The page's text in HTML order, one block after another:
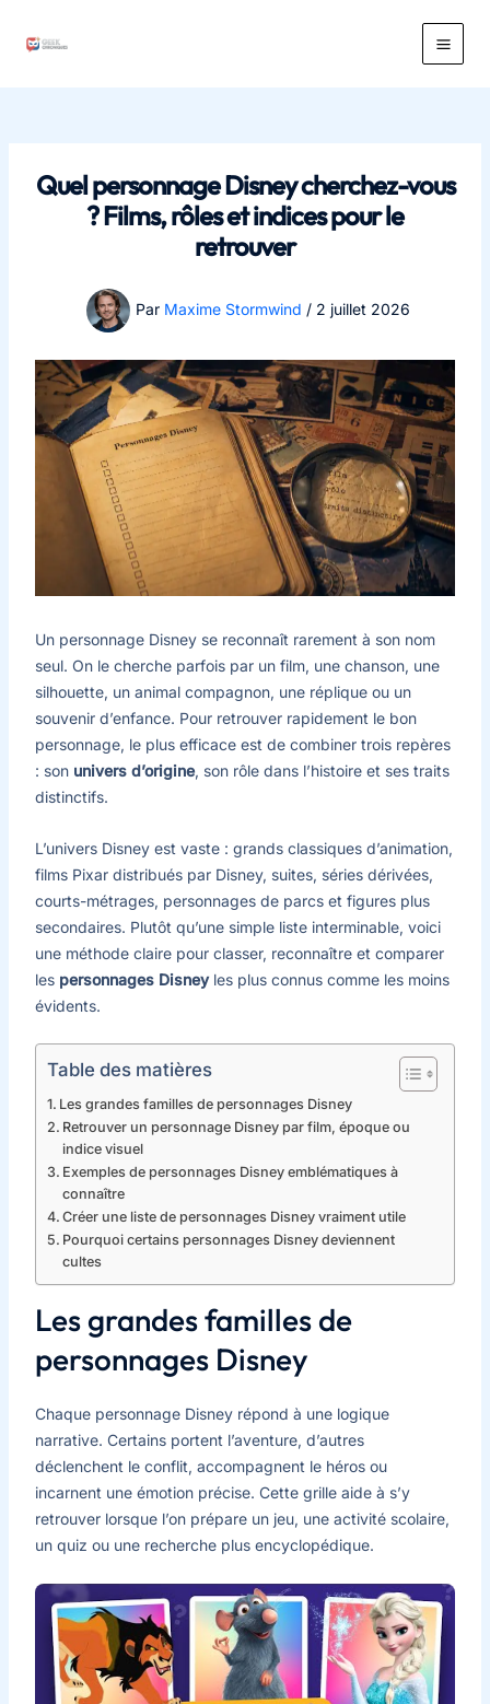
Main
Quel personnage Disney cherchez-vous
? Films, rôles et indices pour le
retrouver
Par Maxime Stormwind / 2 juillet 2026
Un personnage Disney se reconnaît rarement à son nom
seul. On le cherche parfois par un film, une chanson, une
silhouette, un animal compagnon, une réplique ou un
souvenir d’enfance. Pour retrouver rapidement le bon
personnage, le plus efficace est de combiner trois repères
: son univers d’origine, son rôle dans l’histoire et ses traits
distinctifs.
L’univers Disney est vaste : grands classiques d’animation,
films Pixar distribués par Disney, suites, séries dérivées,
courts-métrages, personnages de parcs et figures plus
secondaires. Plutôt qu’une simple liste interminable, voici
une méthode claire pour classer, reconnaître et comparer
les personnages Disneyles plus connus comme les moins
évidents.
Table des matières
Les grandes familles de personnages Disney
Retrouver un personnage Disney par film, époque ou
indice visuel
Exemples de personnages Disney emblématiques à
connaître
Créer une liste de personnages Disney vraiment utile
Pourquoi certains personnages Disney deviennent
cultes
Les grandes familles de
personnages Disney
Chaque personnage Disney répond à une logique
narrative. Certains portent l’aventure, d’autres
déclenchent le conflit, accompagnent le héros ou
incarnent une émotion précise. Cette grille aide à s’y
retrouver lorsque l’on prépare un jeu, une activité scolaire,
un quiz ou une recherche plus encyclopédique.